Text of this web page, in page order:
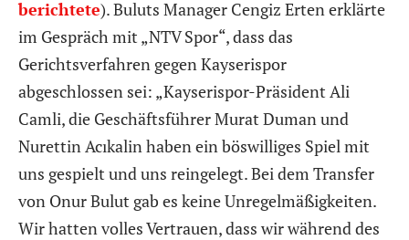
berichtete). Buluts Manager Cengiz Erten erklärte
im Gespräch mit „NTV Spor“, dass das
Gerichtsverfahren gegen Kayserispor
abgeschlossen sei: „Kayserispor-Präsident Ali
Camli, die Geschäftsführer Murat Duman und
Nurettin Acıkalin haben ein böswilliges Spiel mit
uns gespielt und uns reingelegt. Bei dem Transfer
von Onur Bulut gab es keine Unregelmäßigkeiten.
Wir hatten volles Vertrauen, dass wir während des